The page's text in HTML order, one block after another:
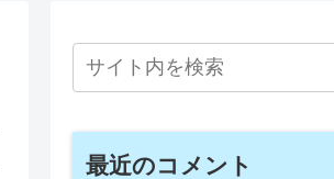
最近のコメント